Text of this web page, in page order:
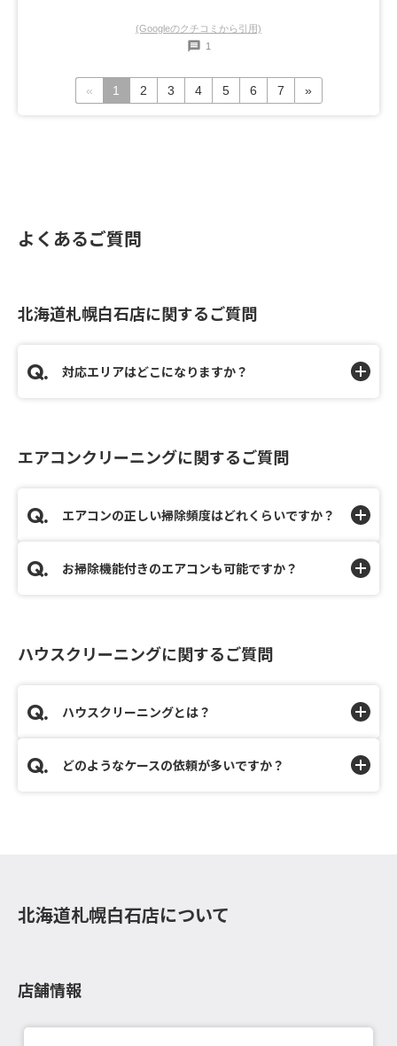
(Googleのクチコミから引用)
1
« 1 2 3 4 5 6 7 »
よくあるご質問
北海道札幌白石店に関するご質問
対応エリアはどこになりますか？
エアコンクリーニングに関するご質問
エアコンの正しい掃除頻度はどれくらいですか？
お掃除機能付きのエアコンも可能ですか？
ハウスクリーニングに関するご質問
ハウスクリーニングとは？
どのようなケースの依頼が多いですか？
北海道札幌白石店について
店舗情報